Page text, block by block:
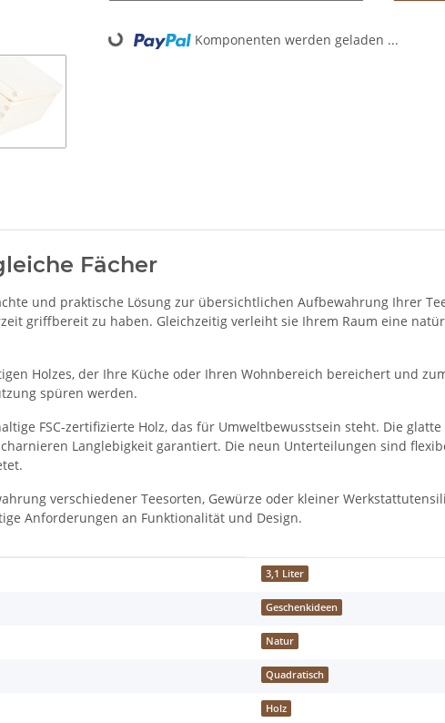
Loading... Komponenten werden geladen ...
Fächer
und praktische Lösung zur übersichtlichen Aufbewahrung Ihrer
griffbereit zu haben. Gleichzeitig verleiht sie Ihrem Raum eine
Holzes, der Ihre Küche oder Ihren Wohnbereich bereichert und
spüren werden.
FSC-zertifizierte Holz, das für Umweltbewusstsein steht. Die
Langlebigkeit garantiert. Die neun Unterteilungen sind
verschiedener Teesorten, Gewürze oder kleiner
Anforderungen an Funktionalität und Design.
3,1 Liter
Geschenkideen
Natur
Quadratisch
Holz